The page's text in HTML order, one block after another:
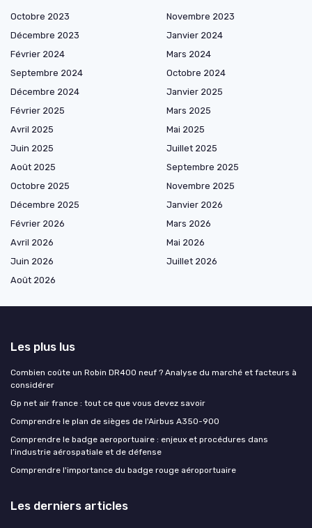
Octobre 2023
Novembre 2023
Décembre 2023
Janvier 2024
Février 2024
Mars 2024
Septembre 2024
Octobre 2024
Décembre 2024
Janvier 2025
Février 2025
Mars 2025
Avril 2025
Mai 2025
Juin 2025
Juillet 2025
Août 2025
Septembre 2025
Octobre 2025
Novembre 2025
Décembre 2025
Janvier 2026
Février 2026
Mars 2026
Avril 2026
Mai 2026
Juin 2026
Juillet 2026
Août 2026
Les plus lus
Combien coûte un Robin DR400 neuf ? Analyse du marché et facteurs à
considérer
Gp net air france : tout ce que vous devez savoir
Comprendre le plan de sièges de l'Airbus A350-900
Comprendre le badge aeroportuaire : enjeux et procédures dans
l’industrie aérospatiale et de défense
Comprendre l'importance du badge rouge aéroportuaire
Les derniers articles